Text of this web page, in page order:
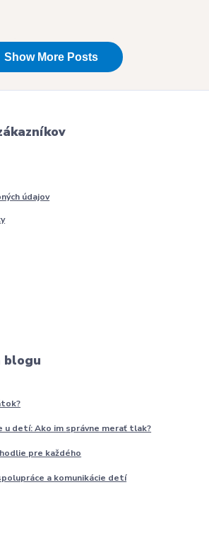
údajov
blogu
u detí: Ako im správne merať tlak?
pre každého
a komunikácie detí